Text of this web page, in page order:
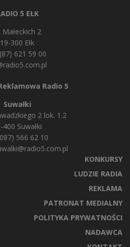
5 EŁK
Małeckich 2
19-300 Ełk
621 59 00
Radio 5
Suwałki
2 lok. 1.2
400 Suwałki
566 62 10
KONKURSY
LUDZIE RADIA
REKLAMA
PATRONAT MEDIALNY
POLITYKA PRYWATNOŚCI
NADAWCA